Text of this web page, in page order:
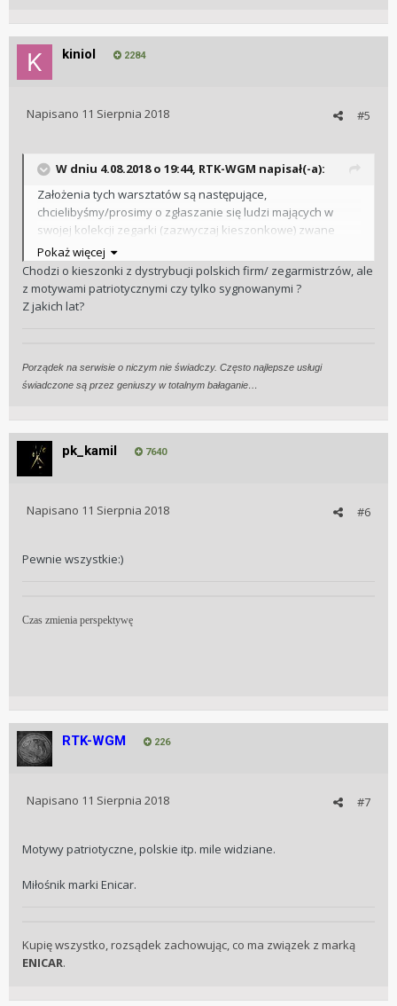
kiniol 2284
#5
Napisano 11 Sierpnia 2018
W dniu 4.08.2018 o 19:44, RTK-WGM napisał(-a):
Założenia tych warsztatów są następujące,
chcielibyśmy/prosimy o zgłaszanie się ludzi mających w
swojej kolekcji zegarki (zazwyczaj kieszonkowe) zwane
polonikami. To wszelkiego rodzaju zegarki kieszonkowe z
napisami na tarczy typu Grabau, Zegrze, Sulikowski,
Jeznacki... Jeśli ktoś z Was ma takie zegarki, posiada wiedzę
bardzo chętnie skorzystamy i poprosimy o dołączenie do
Dziękuję z góry za wszystkie zgłoszenia
Pokaż więcej
Chodzi o kieszonki z dystrybucji polskich firm/ zegarmistrzów, ale
z motywami patriotycznymi czy tylko sygnowanymi ?
Z jakich lat?
Porządek na serwisie o niczym nie świadczy. Często najlepsze usługi
świadczone są przez geniuszy w totalnym bałaganie…
pk_kamil 7640
#6
Napisano 11 Sierpnia 2018
Pewnie wszystkie:)
Czas zmienia perspektywę
RTK-WGM 226
#7
Napisano 11 Sierpnia 2018
Motywy patriotyczne, polskie itp. mile widziane.
Miłośnik marki Enicar.
Kupię wszystko, rozsądek zachowując, co ma związek z marką
ENICAR.